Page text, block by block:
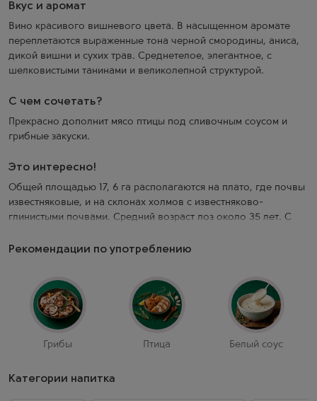
Рекомендации по употреблению
Грибы Птица Белый соус
Вкус и аромат
Вино красивого вишневого цвета. В насыщенном аромате
переплетаются выраженные тона черной смородины, аниса,
дикой вишни и сухих трав. Среднетелое, элегантное, с
шелковистыми танинами и великолепной структурой.
С чем сочетать?
Прекрасно дополнит мясо птицы под сливочным соусом и
грибные закуски.
Это интересно!
Общей площадью 17, 6 га располагаются на плато, где почвы
известняковые, и на склонах холмов с известняково-
глинистыми почвами. Средний возраст лоз около 35 лет. С
методы возделывания и в 2005 году поместье получило
лозы мерло (80%) и каберне франа (20%). Выдержка: в
течение 18 месяцев. Часть в дубовых бочках (40% в новых и
40% в годичных бочках) и часть в нейтральных емкостях
столах. Мацерация и ферментация проводятся в нейтральных
Категории напитка